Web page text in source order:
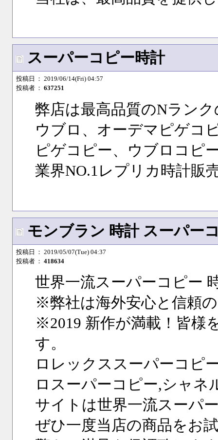
スーパーコピー時計
投稿日
： 2019/06/14(Fri) 04:57
投稿者 ：637251
弊店は最高品質のNラン
ウブロ、オーデマピゲコ
ピゲコピー、ウブロコピ
業界NO.1レプリカ時計販
モンブラン 時計 スーパー
投稿日
： 2019/05/07(Tue) 04:37
投稿者 ：418634
世界一流スーパーコピー
※弊社は海外安心と信頼
※2019 新作が満載！皆様
す。
ロレックススーパーコピ
ロスーパーコピー,シャネ
サイトは世界一流スーパ
ぜひ一度当店の商品をお